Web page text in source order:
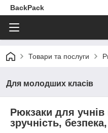
BackPack
Товари та послуги
Для молодших класів
Рюкзаки для
зручність,